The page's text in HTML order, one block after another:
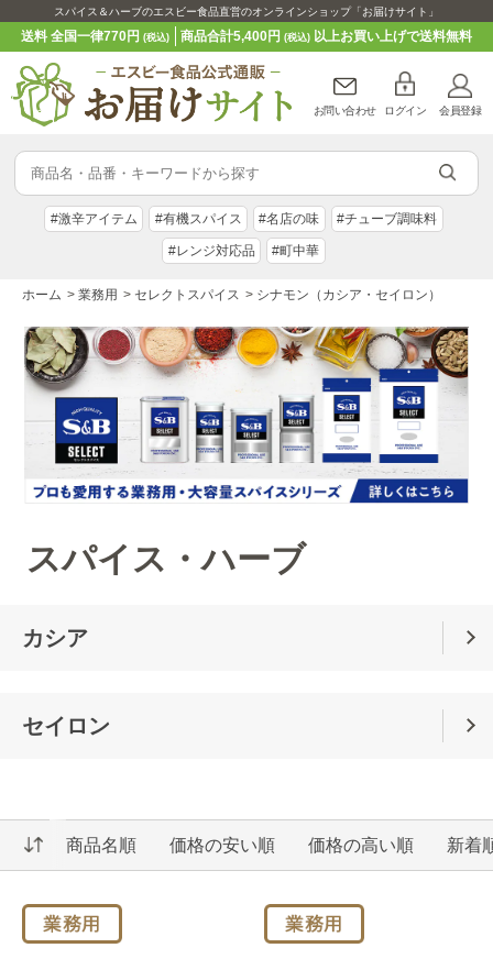
スパイス＆ハーブのエスビー食品直営のオンラインショップ「お届けサイト」
送料 全国一律770円(税込) 商品合計5,400円 (税込)以上お買い上げで送料無料
お問い合わせ ログイン 会員登録
#激辛アイテム #有機スパイス #名店の味 #チューブ調味料
#レンジ対応品 #町中華
ホーム > 業務用 > セレクトスパイス > シナモン（カシア・セイロン）
スパイス・ハーブ
カシア
セイロン
商品名順 価格の安い順 価格の高い順 新着